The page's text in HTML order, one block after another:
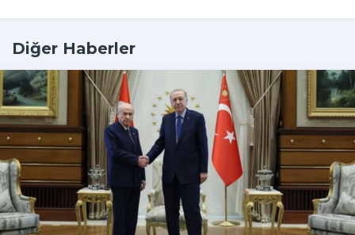
Diğer Haberler